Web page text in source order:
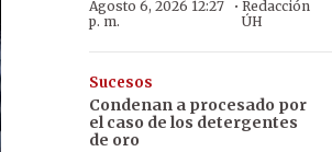
Agosto 6, 2026 12:27
p. m.
·Redacción
ÚH
Sucesos
Condenan a procesado por
el caso de los detergentes
de oro